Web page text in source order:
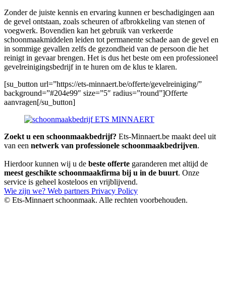
Zonder de juiste kennis en ervaring kunnen er beschadigingen aan
de gevel ontstaan, zoals scheuren of afbrokkeling van stenen of
voegwerk. Bovendien kan het gebruik van verkeerde
schoonmaakmiddelen leiden tot permanente schade aan de gevel en
in sommige gevallen zelfs de gezondheid van de persoon die het
reinigt in gevaar brengen. Het is dus het beste om een professioneel
gevelreinigingsbedrijf in te huren om de klus te klaren.
[su_button url=”https://ets-minnaert.be/offerte/gevelreiniging/”
background=”#204e99″ size=”5″ radius=”round”]Offerte
aanvragen[/su_button]
Zoekt u een schoonmaakbedrijf? Ets-Minnaert.be maakt deel uit
van een netwerk van professionele schoonmaakbedrijven.
Hierdoor kunnen wij u de beste offerte garanderen met altijd de
meest geschikte schoonmaakfirma bij u in de buurt. Onze
service is geheel kosteloos en vrijblijvend.
Wie zijn we? Web partners Privacy Policy
© Ets-Minnaert schoonmaak. Alle rechten voorbehouden.